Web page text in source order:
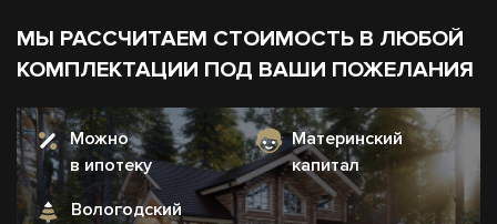
МЫ РАССЧИТАЕМ СТОИМОСТЬ В ЛЮБОЙ
КОМПЛЕКТАЦИИ ПОД ВАШИ ПОЖЕЛАНИЯ
Можно
в ипотеку
Материнский
капитал
Вологодский